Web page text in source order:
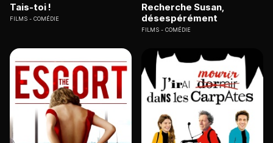
Tais-toi !
FILMS COMÉDIE
Recherche Susan,
désespérément
FILMS COMÉDIE